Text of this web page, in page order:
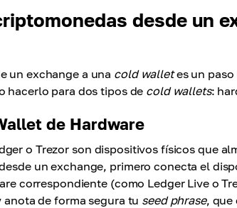
desde un
un exchange a una cold walletes un paso
hacerlo para dos tipos de cold wallets:
de Hardware
o Trezor son dispositivos físicos que
un exchange, primero conecta el
correspondiente (como Ledger Live o
de forma segura tu seed phrase, que